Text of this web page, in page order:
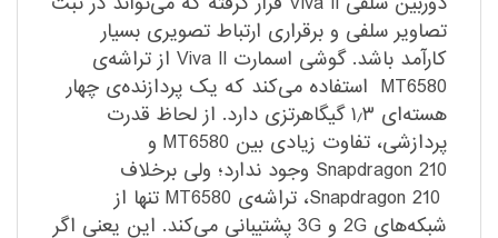
تصاویر سلفی و برقراری ارتباط تصویری بسیار
کارآمد باشد. گوشی اسمارت Viva II از تراشه‌ی
MT6580 استفاده می‌کند که یک پردازنده‌ی چهار
هسته‌ای ۱٫۳ گیگاهرتزی دارد. از لحاظ قدرت
پردازشی، تفاوت زیادی بین MT6580 و
Snapdragon 210 وجود ندارد؛ ولی برخلاف
Snapdragon 210، تراشه‌ی MT6580 تنها از
شبکه‌های 2G و 3G پشتیبانی می‌کند. این یعنی اگر